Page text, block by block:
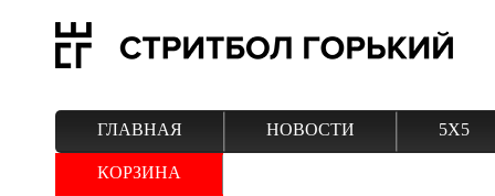
ГЛАВНАЯ НОВОСТИ 5Х5
КОРЗИНА